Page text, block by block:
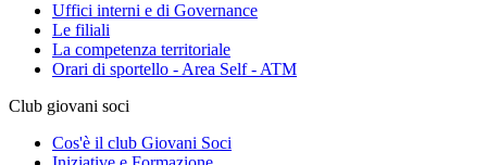
Uffici interni e di Governance
Le filiali
La competenza territoriale
Orari di sportello - Area Self - ATM
Club giovani soci
Cos'è il club Giovani Soci